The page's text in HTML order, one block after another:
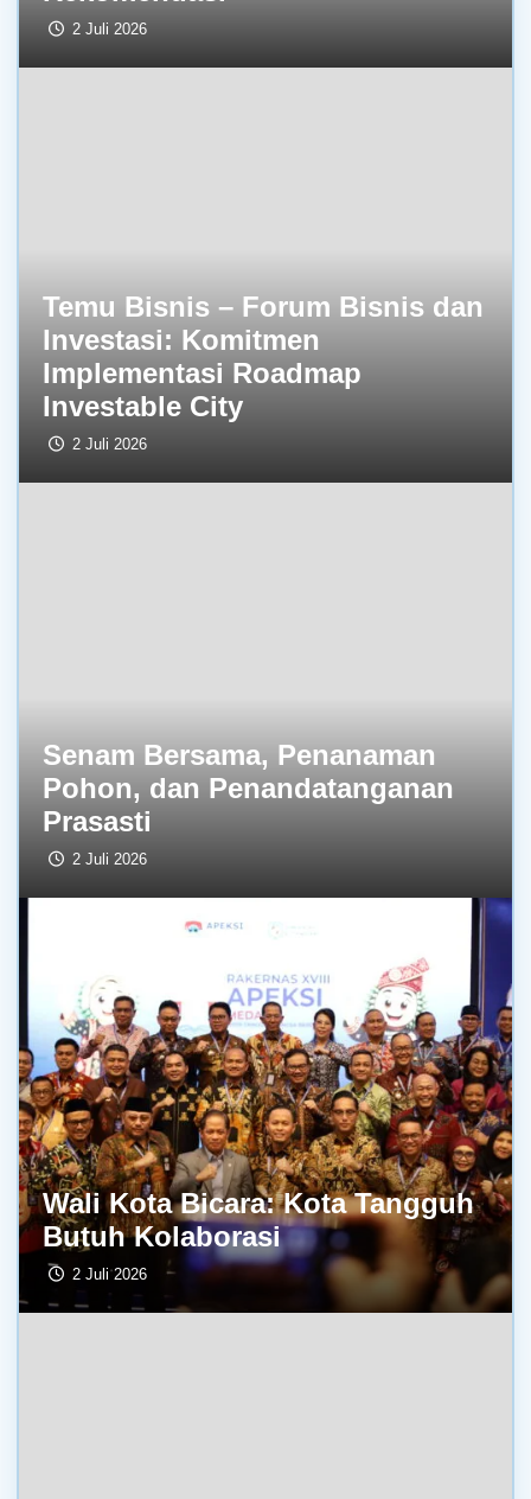
2 Juli 2026
Temu Bisnis – Forum Bisnis dan
Investasi: Komitmen
Implementasi Roadmap
Investable City
2 Juli 2026
Senam Bersama, Penanaman
Pohon, dan Penandatanganan
Prasasti
2 Juli 2026
Wali Kota Bicara: Kota Tangguh
Butuh Kolaborasi
2 Juli 2026